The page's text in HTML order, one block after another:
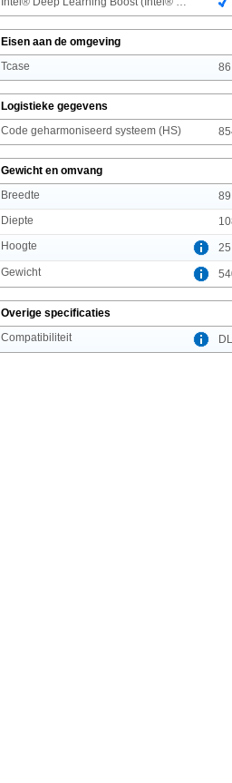
Eisen aan de omgeving
Tcase
Logistieke gegevens
Code geharmoniseerd systeem (HS)
Gewicht en omvang
Breedte
Diepte
Hoogte
Gewicht
Overige specificaties
Compatibiliteit